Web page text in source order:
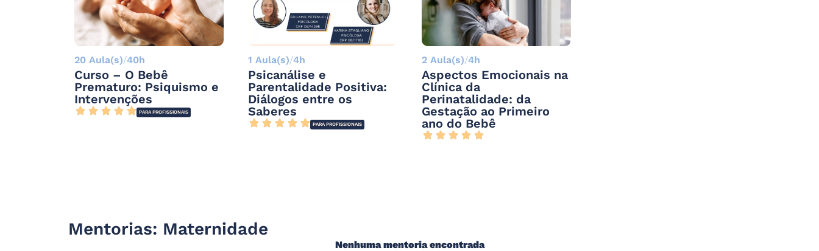
20 Aula(s)/40h
Curso – O Bebê
Prematuro: Psiquismo e
Intervenções
PARA PROFISSIONAIS
1 Aula(s)/4h
Psicanálise e
Parentalidade Positiva:
Diálogos entre os
Saberes
PARA PROFISSIONAIS
2 Aula(s)/4h
Aspectos Emocionais na
Clínica da
Perinatalidade: da
Gestação ao Primeiro
ano do Bebê
Mentorias: Maternidade
Nenhuma mentoria encontrada